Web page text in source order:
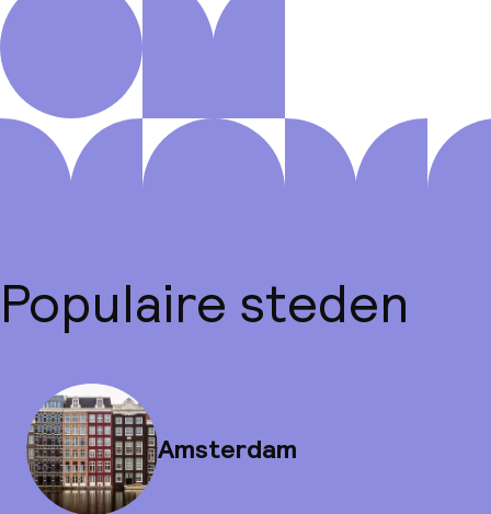
Populaire steden
Amsterdam